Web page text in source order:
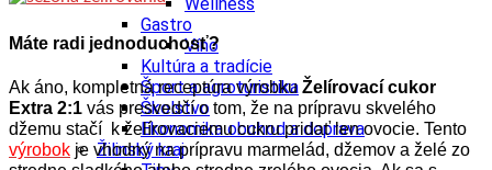
Gastro
Víno
Kultúra a tradície
Šport a agroturistika
Školstvo
Ekonomika obchod a doprava
Žilinský kraj
Máte radi jednoduchosť?
Ak áno, kompletná receptúra výrobkuŽelírovací cukor
Extra 2:1 vás presvedčí o tom, že na prípravu skvelého
džemu stačí k želírovaciemu cukru pridať len ovocie. Tento
výrobok je vhodný na prípravu marmelád, džemov a želé zo